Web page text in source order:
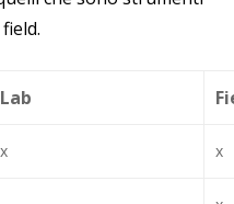
Lab
x x